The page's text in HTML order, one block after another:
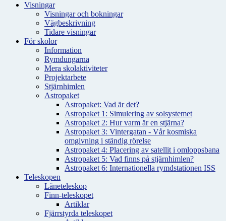
Visningar
Visningar och bokningar
Vägbeskrivning
Tidare visningar
För skolor
Information
Rymdungarna
Mera skolaktiviteter
Projektarbete
Stjärnhimlen
Astropaket
Astropaket: Vad är det?
Astropaket 1: Simulering av solsystemet
Astropaket 2: Hur varm är en stjärna?
Astropaket 3: Vintergatan - Vår kosmiska
omgivning i ständig rörelse
Astropaket 4: Placering av satellit i omloppsbana
Astropaket 5: Vad finns på stjärnhimlen?
Astropaket 6: Internationella rymdstationen ISS
Teleskopen
Låneteleskop
Finn-teleskopet
Artiklar
Fjärrstyrda teleskopet